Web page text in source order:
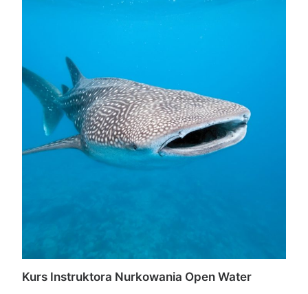
Kurs Instruktora Nurkowania Open Water